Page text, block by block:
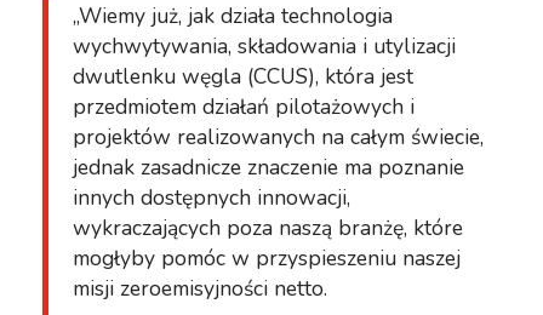
„Wiemy już, jak działa technologia
wychwytywania, składowania i utylizacji
dwutlenku węgla (CCUS), która jest
przedmiotem działań pilotażowych i
projektów realizowanych na całym świecie,
jednak zasadnicze znaczenie ma poznanie
innych dostępnych innowacji,
wykraczających poza naszą branżę, które
mogłyby pomóc w przyspieszeniu naszej
misji zeroemisyjności netto.